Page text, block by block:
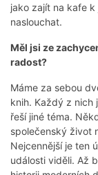
jako zajít na kafe
naslouchat.
Měl jsi ze
radost?
Máme za sebou
knih. Každý z nich
řeší jiné téma.
společenský život
Nejcennější je ten
události viděli. Až